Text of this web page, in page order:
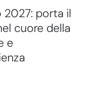
2027: porta il
cuore della
e